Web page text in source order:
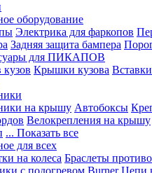
оборудование
Электрика для фаркопов
Задняя защита бампера
для ПИКАПОВ
кузов Крышки кузова
на крышу Автобоксы
Велокрепления на крышу
... Показать все
для всех
на колеса Браслеты
с подогревом Burner Цепи